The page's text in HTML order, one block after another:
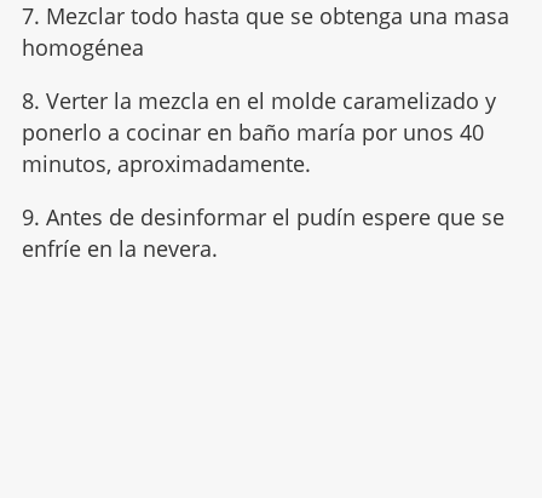
7. Mezclar todo hasta que se obtenga una masa
homogénea
8. Verter la mezcla en el molde caramelizado y
ponerlo a cocinar en baño maría por unos 40
minutos, aproximadamente.
9. Antes de desinformar el pudín espere que se
enfríe en la nevera.